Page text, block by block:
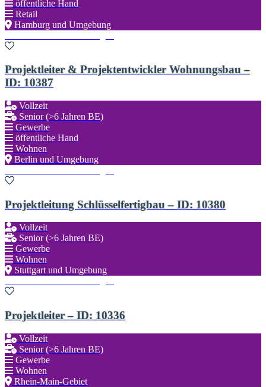
öffentliche Hand
Retail
Hamburg und Umgebung
Projektleiter & Projektentwickler Wohnungsbau –
ID: 10387
Vollzeit
Senior (>6 Jahren BE)
Gewerbe
öffentliche Hand
Wohnen
Berlin und Umgebung
Projektleitung Schlüsselfertigbau – ID: 10380
Vollzeit
Senior (>6 Jahren BE)
Gewerbe
Wohnen
Stuttgart und Umgebung
Projektleiter – ID: 10336
Vollzeit
Senior (>6 Jahren BE)
Gewerbe
Wohnen
Rhein-Main-Gebiet